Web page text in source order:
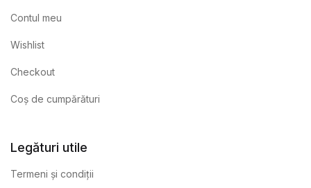
Contul meu
Wishlist
Checkout
Coș de cumpărături
Legături utile
Termeni și condiții